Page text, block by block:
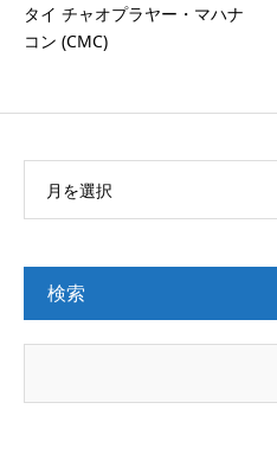
タイ チャオプラヤー・マハナ
コン (CMC)
月を選択
検索